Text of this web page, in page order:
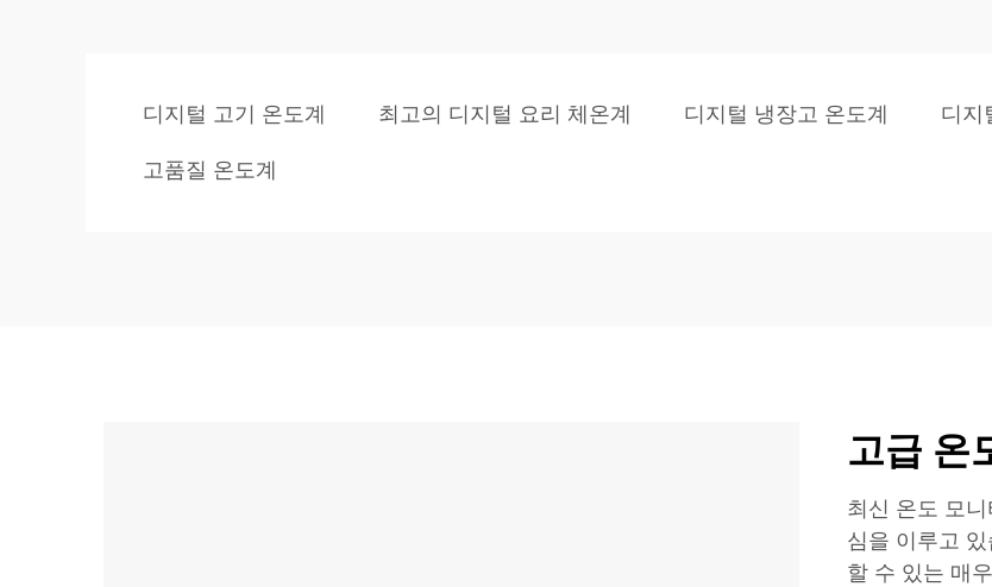
디지털 고기 온도계 최고의 디지털 요리 체온계 디지털 냉장고 온도계 디지
고품질 온도계
고급 온
최신 온도 모
심을 이루고
할 수 있는 매